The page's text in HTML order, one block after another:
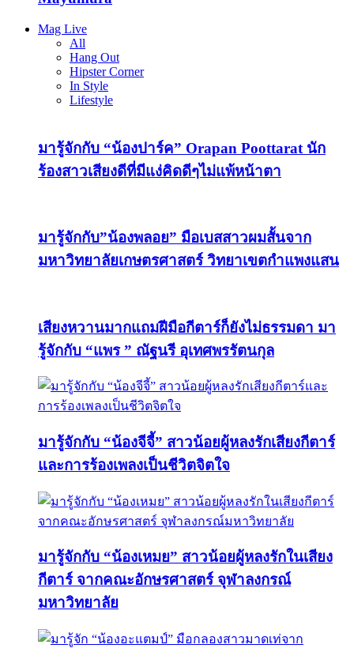
Mag Live
All
Hang Out
Hipster Corner
In Style
Lifestyle
มารู้จักกับ “น้องปาร์ค” Orapan Poottarat นัก
ร้องสาวเสียงดีที่มีแง่คิดดีๆไม่แพ้หน้าตา
มารู้จักกับ”น้องพลอย” มือเบสสาวผมสั้นจาก
มหาวิทยาลัยเกษตรศาสตร์ วิทยาเขตกำแพงแสน
เสียงหวานมากแถมฝีมือกีตาร์ก็ยังไม่ธรรมดา มา
รู้จักกับ “แพร ” ณัฐนรี อุเทศพรรัตนกุล
มารู้จักกับ “น้องจีจี้” สาวน้อยผู้หลงรักเสียงกีตาร์
และการร้องเพลงเป็นชีวิตจิตใจ
มารู้จักกับ “น้องเหมย” สาวน้อยผู้หลงรักในเสียง
กีตาร์ จากคณะอักษรศาสตร์ จุฬาลงกรณ์
มหาวิทยาลัย